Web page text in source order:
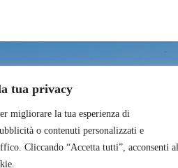
tua privacy
migliorare la tua esperienza di
o contenuti personalizzati e
Cliccando “Accetta tutti”, acconsenti al